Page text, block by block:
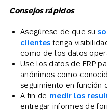
Consejos rápidos
Asegúrese de que su
clientes tenga
como de los datos
Use los datos de ERP
anónimos como
seguimiento en función
A fin de medir los
entregar informes de